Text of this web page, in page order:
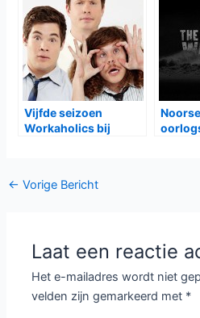
Vijfde seizoen
Workaholics bij
Noorse
Bericht
← Vorige Bericht
Laat een reactie
Het e-mailadres wordt niet
velden zijn gemarkeerd met *